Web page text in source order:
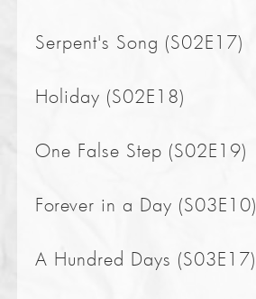
Serpent's Song (S02E17)
Holiday (S02E18)
One False Step (S02E19)
Forever in a Day (S03E10)
A Hundred Days (S03E17)